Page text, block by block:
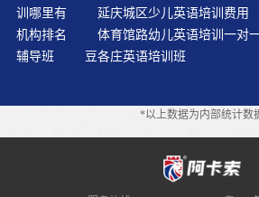
训哪里有
延庆城区少儿英语培训费用
机构排名
体育馆路幼儿英语培训一对
辅导班
豆各庄英语培训班
*以上数据为内部统计数